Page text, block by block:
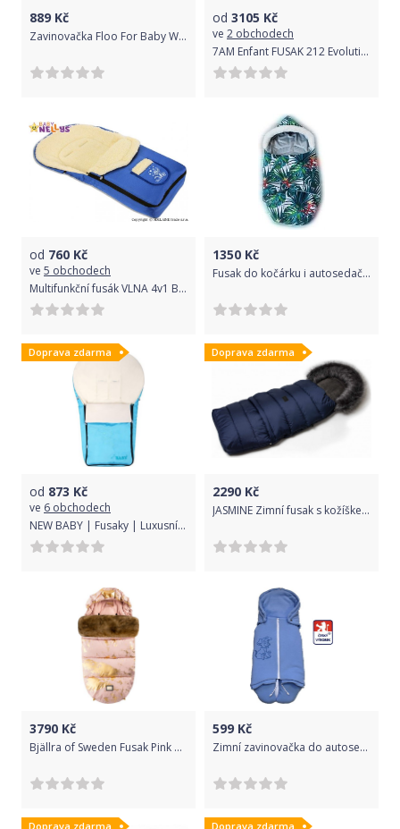
889 Kč
Zavinovačka Floo For Baby Waffle Rabbit Pink 2021
od 3105 Kč
ve 2 obchodech
7AM Enfant FUSAK 212 Evolution Hether Grey
od 760 Kč
ve 5 obchodech
Multifunkční fusák VLNA 4v1 Baby Nellys ® - granátový
1350 Kč
Fusak do kočárku i autosedačky zavinovací - SKŘÍTEK listy se zelenou - BabyNellys
Doprava zdarma
od 873 Kč
ve 6 obchodech
NEW BABY | Fusaky | Luxusní fleecový fusák New Baby tyrkysový | Modrá |
Doprava zdarma
2290 Kč
JASMINE Zimní fusak s kožíškem - modrá
3790 Kč
Bjällra of Sweden Fusak Pink Golden
599 Kč
Zimní zavinovačka do autosedačky Dětský svět modrá s výšivkou
Doprava zdarma Doprava zdarma